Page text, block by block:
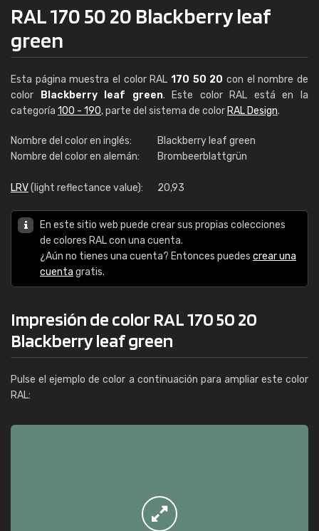
RAL 170 50 20 Blackberry leaf
green
Esta página muestra el color RAL 170 50 20 con el nombre de
color
Blackberry leaf green. Este color RAL está en la
categoría 100 - 190, parte del sistema de color RAL Design.
Nombre del color en inglés:
Blackberry leaf green
Nombre del color en alemán:
Brombeerblattgrün
LRV(light reflectance value): 20,93
En este sitio web puede crear sus propias colecciones
de colores RAL con una cuenta.
¿Aún no tienes una cuenta? Entonces puedes crear una
cuenta gratis.
Impresión de color RAL 170 50 20
Blackberry leaf green
Pulse el ejemplo de color a continuación para ampliar este color
RAL: